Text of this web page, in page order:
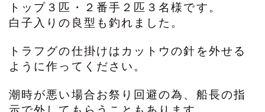
トップ３匹・２番手２匹３名様です。
白子入りの良型も釣れました。
トラフグの仕掛けはカットウの針を外せる
ように作ってください。
潮時が悪い場合お祭り回避の為、船長の指